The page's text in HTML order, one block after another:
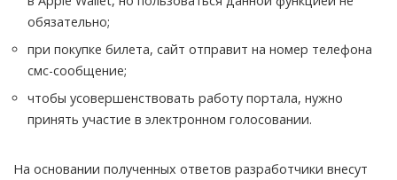
обязательно;
при покупке билета, сайт отправит на номер телефона
смс-сообщение;
чтобы усовершенствовать работу портала, нужно
принять участие в электронном голосовании.
На основании полученных ответов разработчики внесут